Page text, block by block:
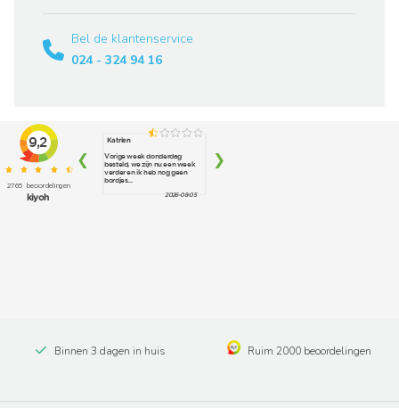
Bel de klantenservice
024 - 324 94 16
Binnen 3 dagen in huis Ruim 2000 beoordelingen